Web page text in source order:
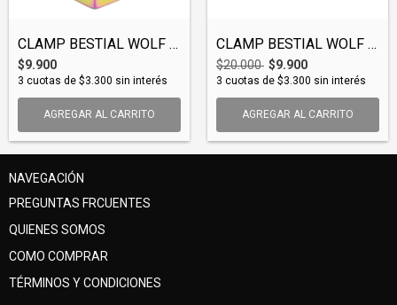
CLAMP BESTIAL WOLF 32-35MM OIL SLICK (CL...
$9.900
3 cuotas de $3.300 sin interés
CLAMP BESTIAL WOLF 32MM (CLABWO001)
$20.000 $9.900
3 cuotas de $3.300 sin interés
AGREGAR AL CARRITO
NAVEGACIÓN
PREGUNTAS FRCUENTES
QUIENES SOMOS
COMO COMPRAR
TÉRMINOS Y CONDICIONES